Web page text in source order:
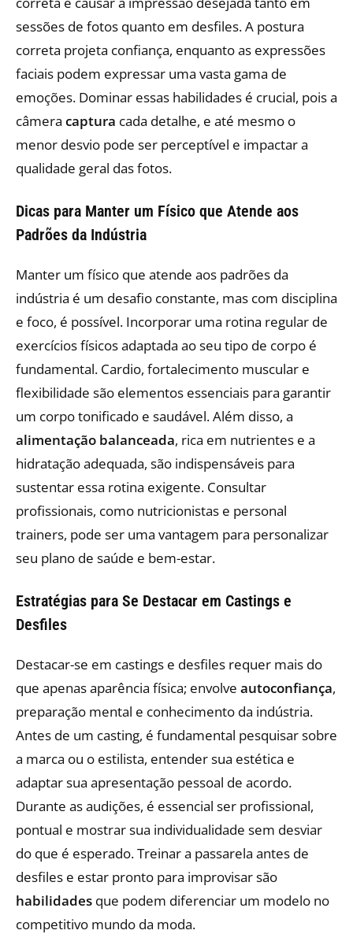
sessões de fotos quanto em desfiles. A postura
correta projeta confiança, enquanto as expressões
faciais podem expressar uma vasta gama de
emoções. Dominar essas habilidades é crucial, pois a
câmera captura cada detalhe, e até mesmo o
menor desvio pode ser perceptível e impactar a
qualidade geral das fotos.
Dicas para Manter um Físico que Atende aos
Padrões da Indústria
Manter um físico que atende aos padrões da
indústria é um desafio constante, mas com disciplina
e foco, é possível. Incorporar uma rotina regular de
exercícios físicos adaptada ao seu tipo de corpo é
fundamental. Cardio, fortalecimento muscular e
flexibilidade são elementos essenciais para garantir
um corpo tonificado e saudável. Além disso, a
alimentação balanceada, rica em nutrientes e a
hidratação adequada, são indispensáveis para
sustentar essa rotina exigente. Consultar
profissionais, como nutricionistas e personal
trainers, pode ser uma vantagem para personalizar
seu plano de saúde e bem-estar.
Estratégias para Se Destacar em Castings e
Desfiles
Destacar-se em castings e desfiles requer mais do
que apenas aparência física; envolve autoconfiança,
preparação mental e conhecimento da indústria.
Antes de um casting, é fundamental pesquisar sobre
a marca ou o estilista, entender sua estética e
adaptar sua apresentação pessoal de acordo.
Durante as audições, é essencial ser profissional,
pontual e mostrar sua individualidade sem desviar
do que é esperado. Treinar a passarela antes de
desfiles e estar pronto para improvisar são
habilidades que podem diferenciar um modelo no
competitivo mundo da moda.